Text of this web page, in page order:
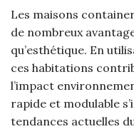
Les maisons
de nombreux
qu’esthétique. En
ces habitations
l’impact
rapide et modulable
tendances actuelles